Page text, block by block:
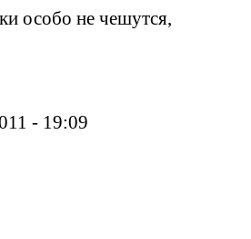
особо не чешутся,
- 19:09